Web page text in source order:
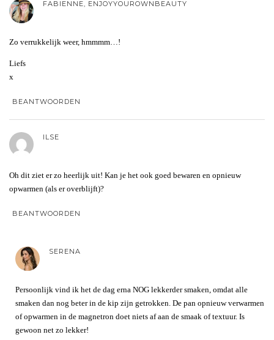
FABIENNE, ENJOYYOUROWNBEAUTY
Zo verrukkelijk weer, hmmmm…!
Liefs
x
BEANTWOORDEN
ILSE
Oh dit ziet er zo heerlijk uit! Kan je het ook goed bewaren en opnieuw
opwarmen (als er overblijft)?
BEANTWOORDEN
SERENA
Persoonlijk vind ik het de dag erna NOG lekkerder smaken, omdat alle
smaken dan nog beter in de kip zijn getrokken. De pan opnieuw verwarmen
of opwarmen in de magnetron doet niets af aan de smaak of textuur. Is
gewoon net zo lekker!